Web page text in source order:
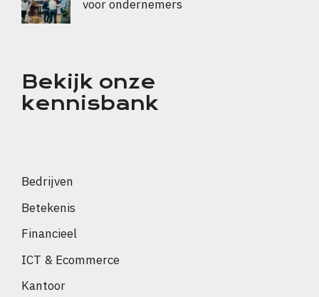
voor ondernemers
Bekijk onze
kennisbank
Bedrijven
Betekenis
Financieel
ICT & Ecommerce
Kantoor